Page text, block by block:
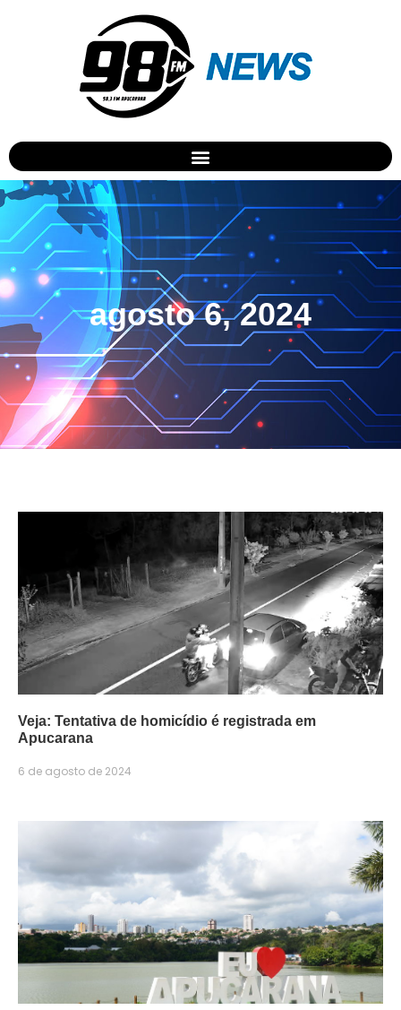
agosto 6, 2024
Veja: Tentativa de homicídio é registrada em
Apucarana
6 de agosto de 2024